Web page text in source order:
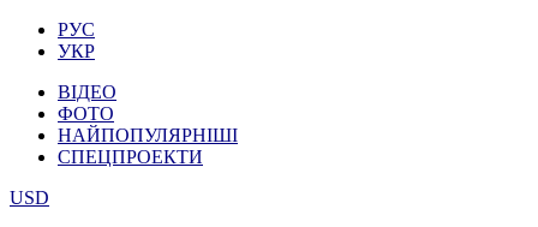
РУС
УКР
ВІДЕО
ФОТО
НАЙПОПУЛЯРНІШІ
СПЕЦПРОЕКТИ
USD